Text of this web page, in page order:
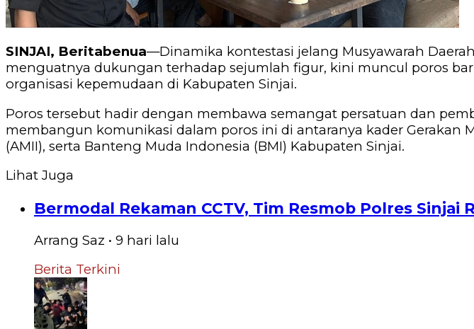
SINJAI, Beritabenua—Dinamika kontestasi jelang Musyawarah
menguatnya dukungan terhadap sejumlah figur, kini muncul poros
organisasi kepemudaan di Kabupaten Sinjai.
‎Poros tersebut hadir dengan membawa semangat persatuan dan
membangun komunikasi dalam poros ini di antaranya kader Gerakan
(AMII), serta Banteng Muda Indonesia (BMI) Kabupaten Sinjai.
Lihat Juga
Bermodal Rekaman CCTV, Tim Resmob Polres
Arrang Saz • 9 hari lalu
Berita Terkini